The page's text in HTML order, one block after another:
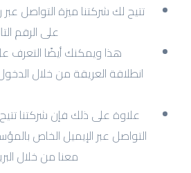
تتيح لك شركتنا ميزة التواصل
على الرقم التالي:
هذا ويمكنك أيضًا
انطلاقة العريقة من خلال
علاوة على ذلك فإن شركتنا
التواصل عبر الإيميل الخاص
معنا من خلال